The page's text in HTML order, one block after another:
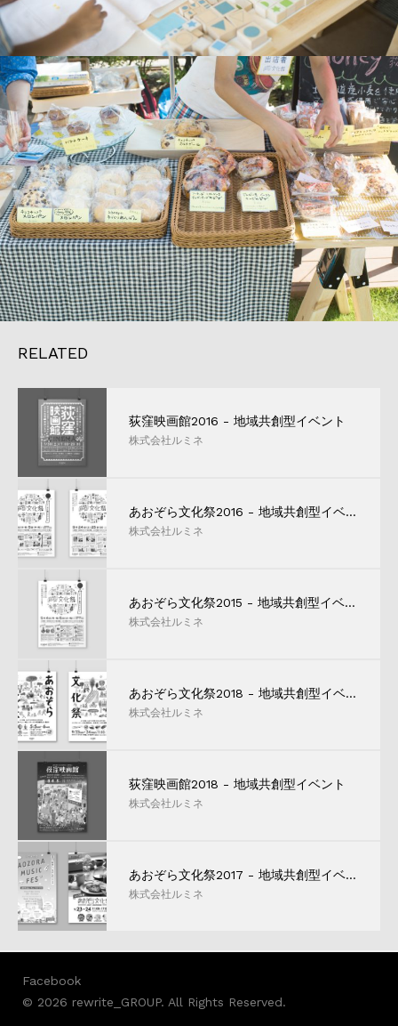
RELATED
荻窪映画館2016 - 地域共創型イベント
株式会社ルミネ
あおぞら文化祭2016 - 地域共創型イベント
株式会社ルミネ
あおぞら文化祭2015 - 地域共創型イベント
株式会社ルミネ
あおぞら文化祭2018 - 地域共創型イベント
株式会社ルミネ
荻窪映画館2018 - 地域共創型イベント
株式会社ルミネ
あおぞら文化祭2017 - 地域共創型イベント
株式会社ルミネ
Facebook
© 2026 rewrite_GROUP. All Rights Reserved.